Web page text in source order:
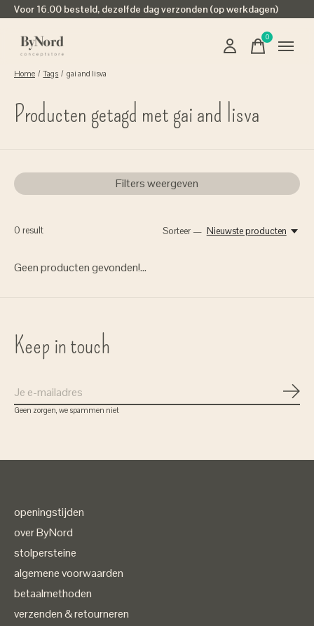
Voor 16.00 besteld, dezelfde dag verzonden (op werkdagen)
0items
Home / Tags / gai and lisva
Producten getagd met gai and lisva
Filters weergeven
0 result Sorteer — Nieuwste producten
Geen producten gevonden!...
Keep in touch
Geen zorgen, we spammen niet
openingstijden
over ByNord
stolpersteine
algemene voorwaarden
betaalmethoden
verzenden & retourneren
( in Nederland)